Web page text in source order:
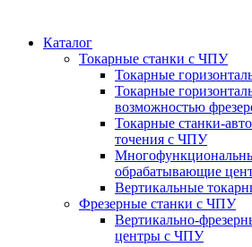
Каталог
Токарные станки с ЧПУ
Токарные
Токарные
возможностью
Токарные станки-
точения с ЧПУ
обрабатывающие
Вертикальные
Фрезерные станки с ЧПУ
Вертикально-
центры с ЧПУ